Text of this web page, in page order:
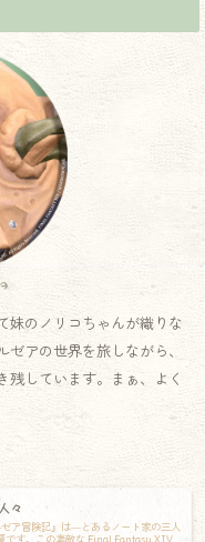
妹のノリコちゃんが織りな
アの世界を旅しながら、
残しています。まぁ、よく
々
ア冒険記』は―とあるノート家の三人